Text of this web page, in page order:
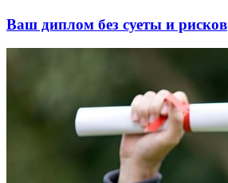
Ваш диплом без суеты и рисков